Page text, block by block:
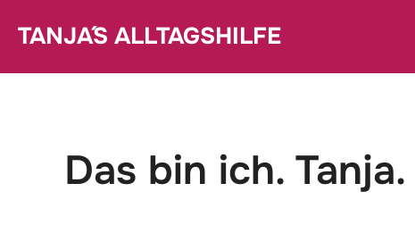
InhaltTANJA´S ALLTAGSHILFE
Das bin ich. Tanja.